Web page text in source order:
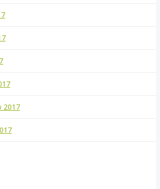
2017